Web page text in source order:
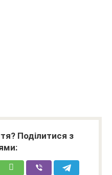
Поділитися з